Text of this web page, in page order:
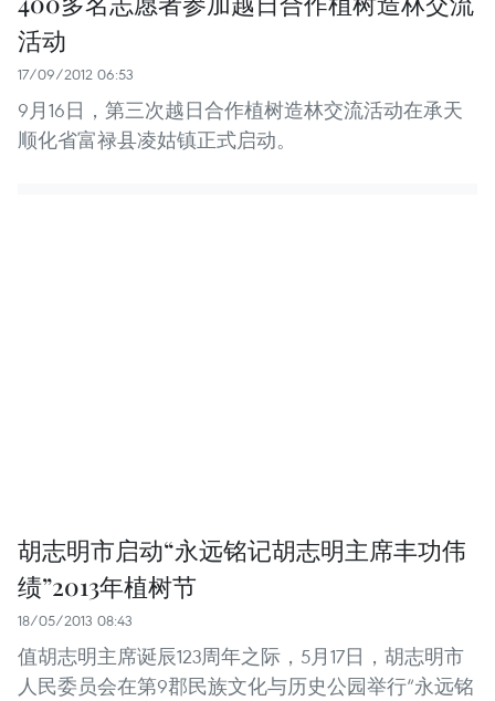
活动
17/09/2012 06:53
9月16日，第三次越日合作植树造林交流活动在承天
顺化省富禄县凌姑镇正式启动。
胡志明市启动“永远铭记胡志明主席丰功伟
绩”2013年植树节
18/05/2013 08:43
值胡志明主席诞辰123周年之际，5月17日，胡志明市
人民委员会在第9郡民族文化与历史公园举行“永远铭